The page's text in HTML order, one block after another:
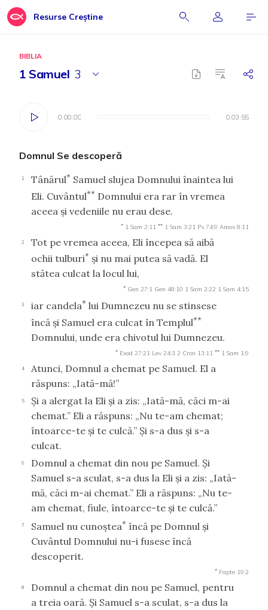
Resurse Creștine
BIBLIA
1 Samuel 3
0:00:00 0:03:55
0:00:00 0:03:55
Domnul Se descoperă
1 Tânărul* Samuel slujea Domnului înaintea lui
Eli. Cuvântul** Domnului era rar în vremea
aceea şi vedeniile nu erau dese.
* 1 Sam 2:11 ** 1 Sam 3:21 Ps 74:9 Amos 8:11
2
Tot pe vremea aceea, Eli începea să aibă
ochii tulburi* şi nu mai putea să vadă. El
stătea culcat la locul lui,
* Gen 27:1 Gen 48:10 1 Sam 2:22 1 Sam 4:15
3 iar candela* lui Dumnezeu nu se stinsese
încă şi Samuel era culcat în Templul**
Domnului, unde era chivotul lui Dumnezeu.
* Exod 27:21 Lev 24:3 2 Cron 13:11 ** 1 Sam 1:9
4
Atunci, Domnul a chemat pe Samuel. El a
răspuns: „Iată-mă!”
5
Şi a alergat la Eli şi a zis: „Iată-mă, căci m-ai
chemat.” Eli a răspuns: „Nu te-am chemat;
întoarce-te şi te culcă.” Şi s-a dus şi s-a
culcat.
6
Domnul a chemat din nou pe Samuel. Şi
Samuel s-a sculat, s-a dus la Eli şi a zis: „Iată-
mă, căci m-ai chemat.” Eli a răspuns: „Nu te-
am chemat, fiule, întoarce-te şi te culcă.”
7 Samuel nu cunoştea* încă pe Domnul şi
Cuvântul Domnului nu-i fusese încă
descoperit.
* Fapte 19:2
8
Domnul a chemat din nou pe Samuel, pentru
a treia oară. Şi Samuel s-a sculat, s-a dus la